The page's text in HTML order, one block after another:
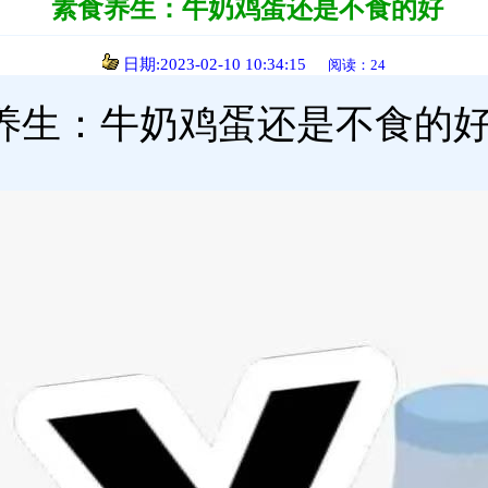
素食养生：牛奶鸡蛋还是不食的好
日期:2023-02-10 10:34:15 阅读：24
生：牛奶鸡蛋还是不食的